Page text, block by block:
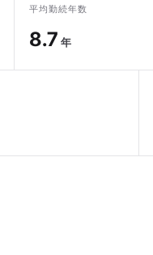
平均勤続年数
8.7 年